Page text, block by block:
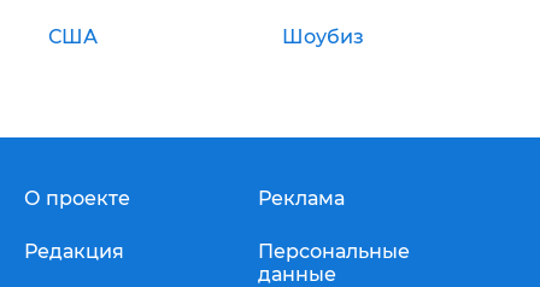
США Шоубиз
О проекте
Редакция
Реклама
Персональные
данные